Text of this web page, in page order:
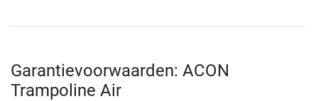
Garantievoorwaarden: ACON
Trampoline Air